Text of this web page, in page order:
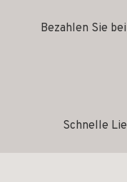
Bezahlen Sie
Schnelle